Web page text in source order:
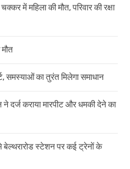
में महिला की मौत, परिवार की रक्षा
समस्याओं का तुरंत मिलेगा समाधान
कराया मारपीट और धमकी देने का
स्टेशन पर कई ट्रेनों के